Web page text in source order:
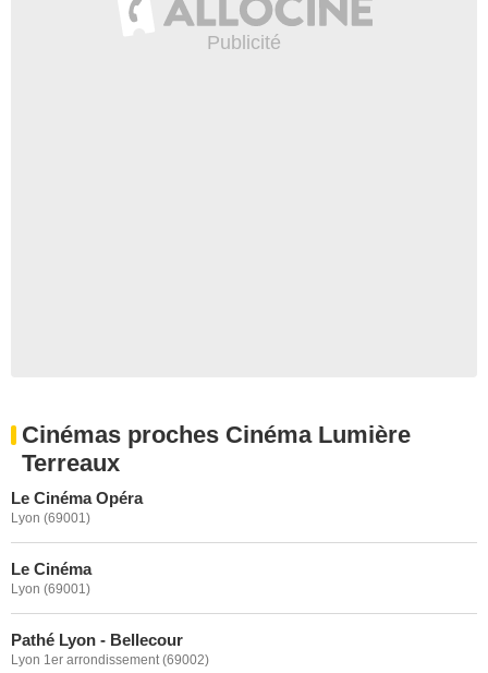
Cinémas proches Cinéma Lumière
Terreaux
Le Cinéma Opéra
Lyon (69001)
Le Cinéma
Lyon (69001)
Pathé Lyon - Bellecour
Lyon 1er arrondissement (69002)